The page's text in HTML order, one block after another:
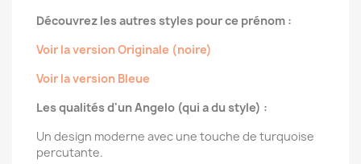
Découvrez les autres styles pour ce prénom :
Voir la version Originale (noire)
Voir la version Bleue
Les qualités d'un Angelo (qui a du style) :
Un design moderne avec une touche de turquoise
percutante.